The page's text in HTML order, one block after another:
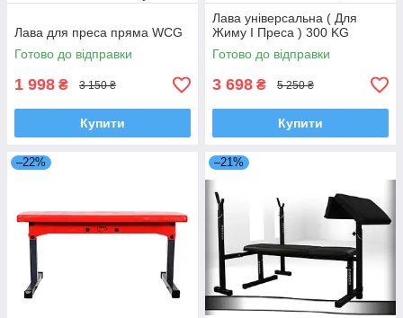
Лава для преса пряма WCG
Готово до відправки
1 998 ₴ 3 150 ₴
Купити
Лава універсальна ( Для
Жиму І Преса ) 300 KG
Готово до відправки
3 698 ₴ 5 250 ₴
Купити
–22% –21%